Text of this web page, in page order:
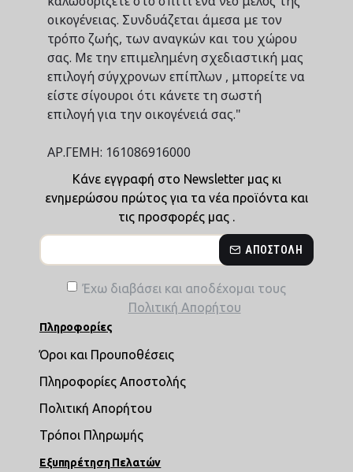
οικογένειας. Συνδυάζεται άμεσα με τον
τρόπο ζωής, των αναγκών και του χώρου
σας. Με την επιμελημένη σχεδιαστική μας
επιλογή σύγχρονων επίπλων , μπορείτε να
είστε σίγουροι ότι κάνετε τη σωστή
επιλογή για την οικογένειά σας."
ΑΡ.ΓΕΜΗ: 161086916000
Κάνε εγγραφή στο Newsletter μας κι
ενημερώσου πρώτος για τα νέα προϊόντα και
τις προσφορές μας .
ΑΠΟΣΤΟΛΉ
Έχω διαβάσει και αποδέχομαι τους
Πολιτική Απορήτου
Πληροφορίες
Όροι και Προυποθέσεις
Πληροφορίες Αποστολής
Πολιτική Απορήτου
Τρόποι Πληρωμής
Εξυπηρέτηση Πελατών